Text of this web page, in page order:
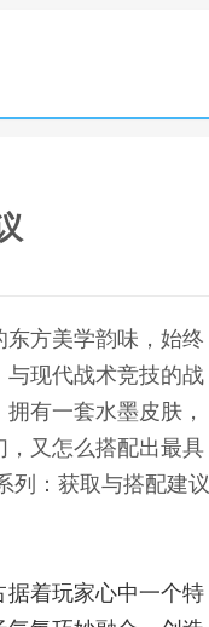
方美学韵味，始终
与现代战术竞技的战
有一套水墨皮肤，
又怎么搭配出最具
列：获取与搭配建议
着玩家心中一个特